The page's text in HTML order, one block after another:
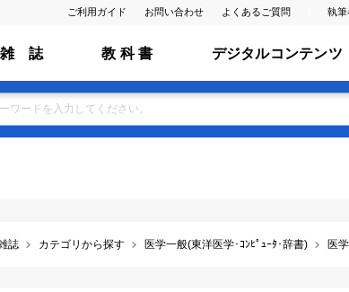
ご利用ガイド お問い合わせ よくあるご質問 執筆
雑 誌 教 科 書 デジタルコンテンツ
誌 カテゴリから探す 医学一般(東洋医学･ｺﾝﾋﾟｭｰﾀ･辞書) 医